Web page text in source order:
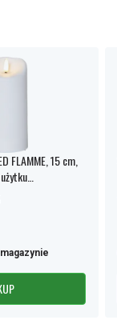
FLAMME, 15 cm,
IP44